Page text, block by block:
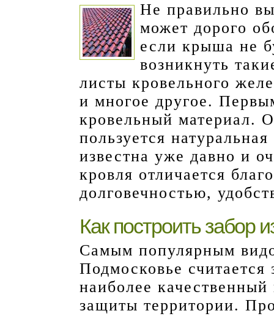
Не правильно
может дорого
если крыша не
возникнуть
листы кровельного
и многое другое.
кровельный материал.
пользуется
известна уже давно и
кровля отличается
долговечностью,
Как построить забор
Самым популярным
Подмосковье
наиболее
защиты территории.